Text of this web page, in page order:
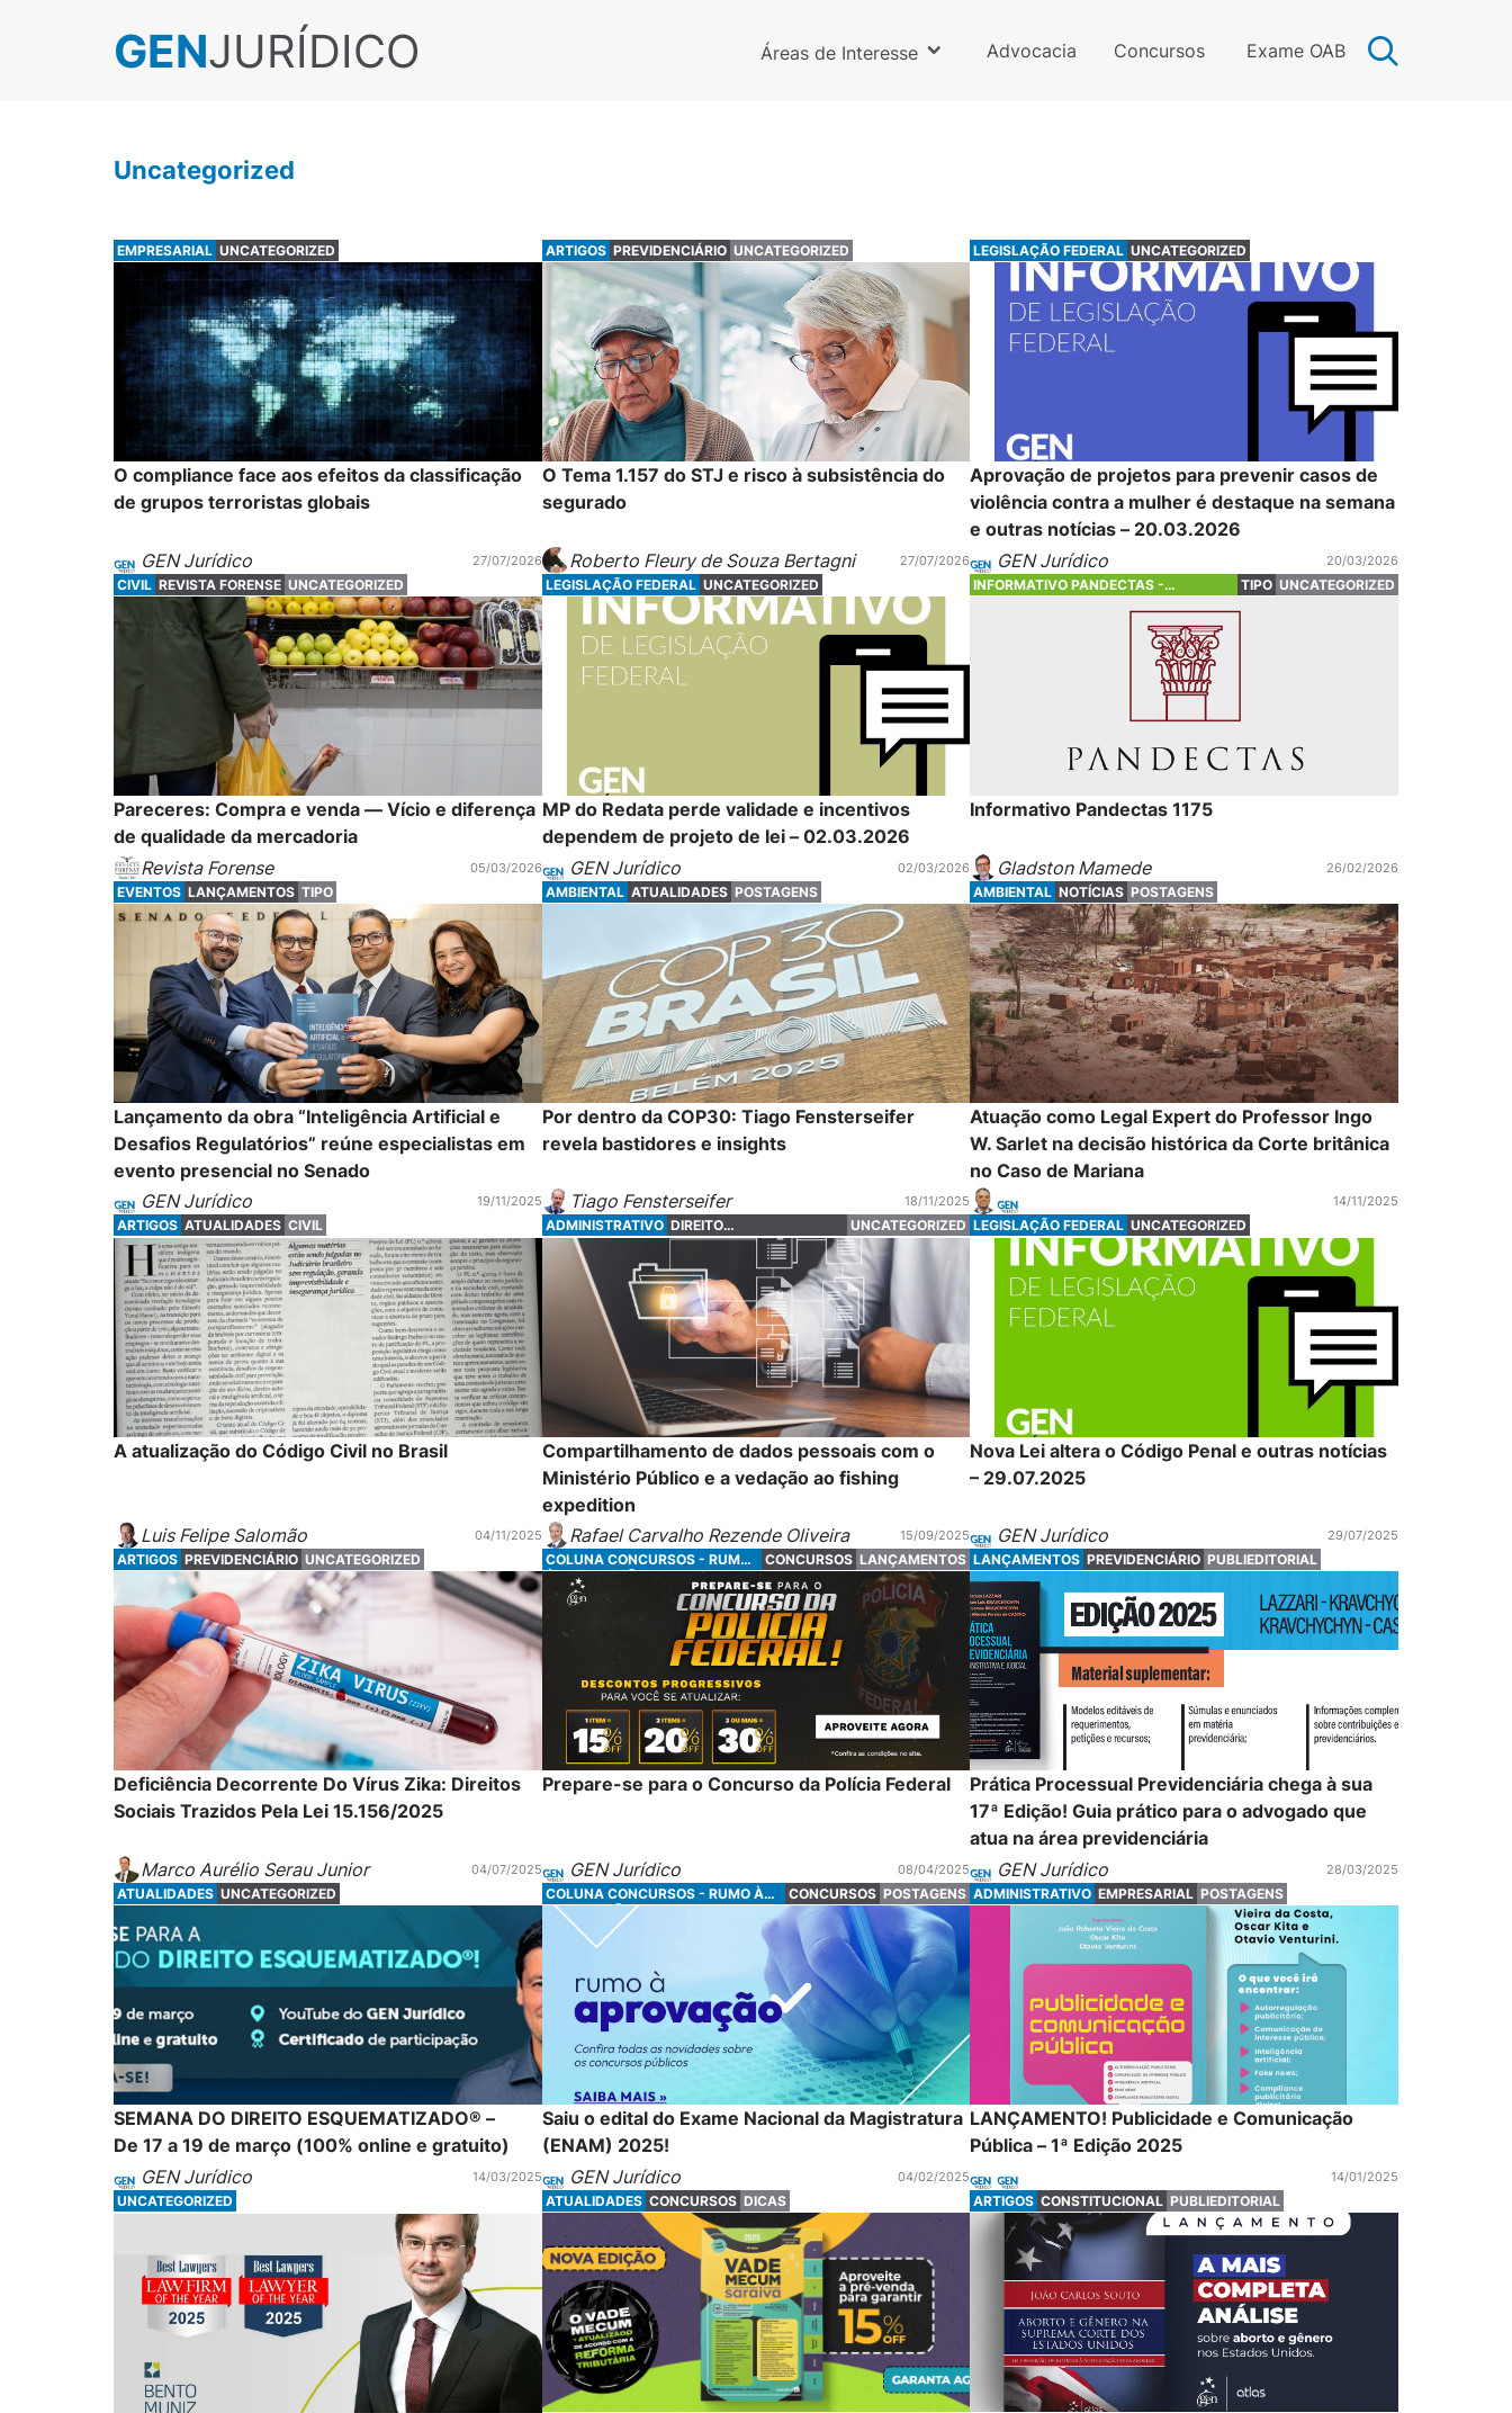
GENJURÍDICO Áreas de Interesse Advocacia Concursos Exame OAB
Uncategorized
EMPRESARIAL UNCATEGORIZED
O compliance face aos efeitos da classificação
de grupos terroristas globais
GEN Jurídico 27/07/2026
ARTIGOS PREVIDENCIÁRIO UNCATEGORIZED
O Tema 1.157 do STJ e risco à subsistência do
segurado
Roberto Fleury de Souza Bertagni 27/07/2026
LEGISLAÇÃO FEDERAL UNCATEGORIZED
Aprovação de projetos para prevenir casos de
violência contra a mulher é destaque na semana
e outras notícias – 20.03.2026
GEN Jurídico
20/03/2026
CIVIL REVISTA FORENSE UNCATEGORIZED
Pareceres: Compra e venda — Vício e diferença
de qualidade da mercadoria
Revista Forense
05/03/2026
LEGISLAÇÃO FEDERAL UNCATEGORIZED
MP do Redata perde validade e incentivos
dependem de projeto de lei – 02.03.2026
GEN Jurídico
02/03/2026
INFORMATIVO PANDECTAS -
TIPO UNCATEGORIZED
Informativo Pandectas 1175
Gladston Mamede 26/02/2026
EVENTOS LANÇAMENTOS TIPO
Lançamento da obra “Inteligência Artificial e
Desafios Regulatórios” reúne especialistas em
evento presencial no Senado
GEN Jurídico
19/11/2025
AMBIENTAL ATUALIDADES POSTAGENS
Por dentro da COP30: Tiago Fensterseifer
revela bastidores e insights
Tiago Fensterseifer 18/11/2025
AMBIENTAL NOTÍCIAS POSTAGENS
Atuação como Legal Expert do Professor Ingo
W. Sarlet na decisão histórica da Corte britânica
no Caso de Mariana
14/11/2025
ARTIGOS ATUALIDADES CIVIL
A atualização do Código Civil no Brasil
Luis Felipe Salomão 04/11/2025
ADMINISTRATIVO DIREITO
ADMINISTRATIVO
UNCATEGORIZED
Compartilhamento de dados pessoais com o
Ministério Público e a vedação ao fishing
expedition
Rafael Carvalho Rezende Oliveira
15/09/2025
LEGISLAÇÃO FEDERAL UNCATEGORIZED
Nova Lei altera o Código Penal e outras notícias
– 29.07.2025
GEN Jurídico 29/07/2025
ARTIGOS PREVIDENCIÁRIO UNCATEGORIZED
Deficiência Decorrente Do Vírus Zika: Direitos
Sociais Trazidos Pela Lei 15.156/2025
Marco Aurélio Serau Junior 04/07/2025
COLUNA CONCURSOS - RUMO
À APROVAÇÃO
CONCURSOS LANÇAMENTOS
Prepare-se para o Concurso da Polícia Federal
GEN Jurídico 08/04/2025
LANÇAMENTOS PREVIDENCIÁRIO PUBLIEDITORIAL
Prática Processual Previdenciária chega à sua
17ª Edição! Guia prático para o advogado que
atua na área previdenciária
GEN Jurídico
28/03/2025
ATUALIDADES UNCATEGORIZED
SEMANA DO DIREITO ESQUEMATIZADO® –
De 17 a 19 de março (100% online e gratuito)
GEN Jurídico
14/03/2025
COLUNA CONCURSOS - RUMO À
APROVAÇÃO
CONCURSOS POSTAGENS
Saiu o edital do Exame Nacional da Magistratura
(ENAM) 2025!
GEN Jurídico
04/02/2025
ADMINISTRATIVO EMPRESARIAL POSTAGENS
LANÇAMENTO! Publicidade e Comunicação
Pública – 1ª Edição 2025
14/01/2025
UNCATEGORIZED ATUALIDADES CONCURSOS DICAS ARTIGOS CONSTITUCIONAL PUBLIEDITORIAL